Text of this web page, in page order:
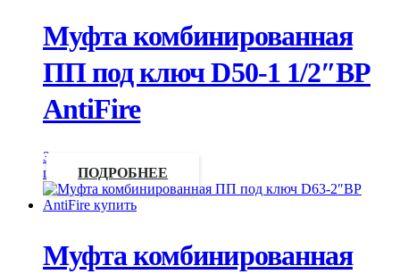
Муфта комбинированная
ПП под ключ D50-1 1/2″ВР
AntiFire
Запросить
цену
ПОДРОБНЕЕ
Муфта комбинированная